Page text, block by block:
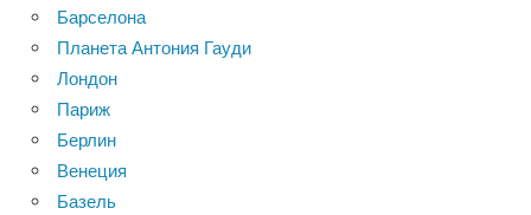
Барселона
Планета Антония Гауди
Лондон
Париж
Берлин
Венеция
Базель